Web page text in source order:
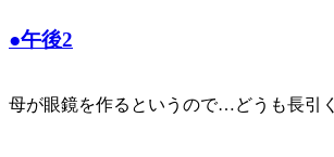
●午後2
母が眼鏡を作るというので…どうも長引く